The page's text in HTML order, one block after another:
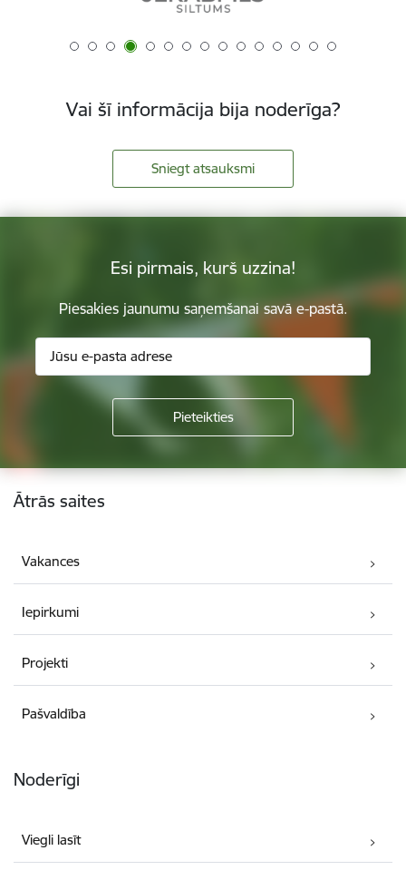
Vai šī informācija bija noderīga?
Sniegt atsauksmi
Esi pirmais, kurš uzzina!
Piesakies jaunumu saņemšanai savā e-pastā.
Kājene
Ātrās saites
Vakances
Iepirkumi
Projekti
Pašvaldība
Noderīgi
Viegli lasīt